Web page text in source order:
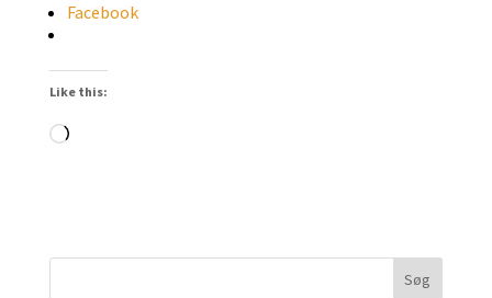
Facebook
Like this:
Loading…